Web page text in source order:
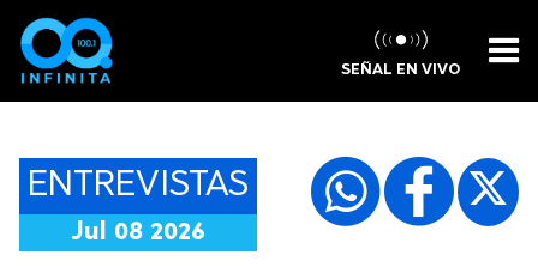
SEÑAL EN VIVO
ENTREVISTAS
Jul 08 2026